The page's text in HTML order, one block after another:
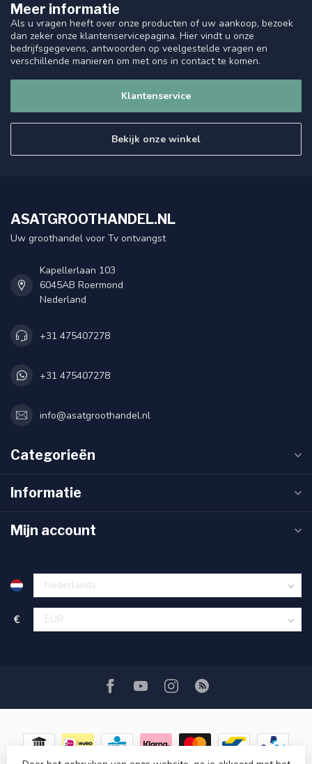
Meer informatie
Als u vragen heeft over onze producten of uw aankoop, bezoek
dan zeker onze klantenservicepagina. Hier vindt u onze
bedrijfsgegevens, antwoorden op veelgestelde vragen en
verschillende manieren om met ons in contact te komen.
Klantenservice
Bekijk onze winkel
ASATGROOTHANDEL.NL
Uw groothandel voor Tv ontvangst
Kapellerlaan 103
6045AB Roermond
Nederland
+31 475407278
+31 475407278
info@asatgroothandel.nl
Categorieën
Informatie
Mijn account
€